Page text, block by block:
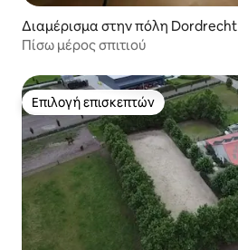
Διαμέρισμα στην πόλη Dordrecht
Πίσω μέρος σπιτιού
Επιλογή επισκεπτών
Επιλογή επισκεπτών